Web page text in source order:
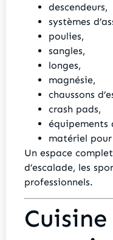
descendeurs,
systèmes
poulies,
sangles,
longes,
magnésie,
chaussons
crash pads,
équipements
matériel
Un espace
d’escalade, les
professionnels.